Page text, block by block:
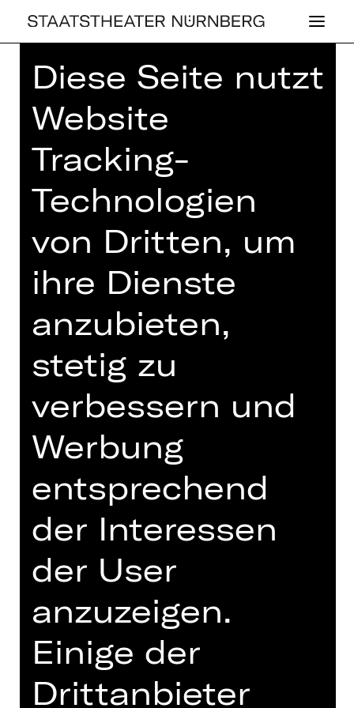
Home>Spielplan 26/27> Die
SCHAUSPIEL
DIE ER­FIN­DUNG
DER SCHUHE
Sportkomödie von Philipp Löhle
Regie: Philipp Löhle
18.00 Uhr
Schauspielhaus
Abo BR2
Tickets
Termine und Besetzung
Uraufführung des Auftragswerks
Es waren einmal zwei Brüder, ein
jüngerer und ein älterer – und es trug
Diese Seite nutzt
Website
Tracking-
Technologien
von Dritten, um
ihre Dienste
anzubieten,
stetig zu
verbessern und
Werbung
entsprechend
der Interessen
der User
anzuzeigen.
Einige der
Drittanbieter